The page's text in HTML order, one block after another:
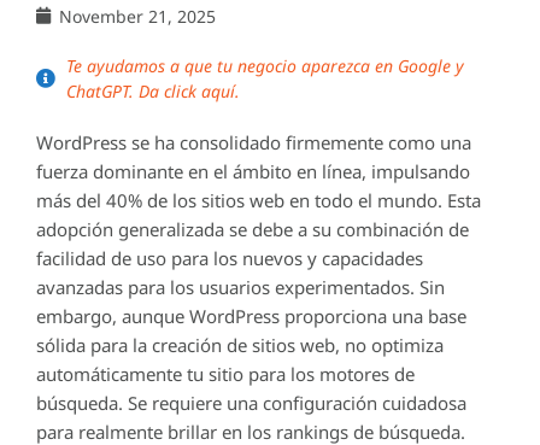
November 21, 2025
Te ayudamos a que tu negocio aparezca en Google y
ChatGPT. Da click aquí.
WordPress se ha consolidado firmemente como una
fuerza dominante en el ámbito en línea, impulsando
más del 40% de los sitios web en todo el mundo. Esta
adopción generalizada se debe a su combinación de
facilidad de uso para los nuevos y capacidades
avanzadas para los usuarios experimentados. Sin
embargo, aunque WordPress proporciona una base
sólida para la creación de sitios web, no optimiza
automáticamente tu sitio para los motores de
búsqueda. Se requiere una configuración cuidadosa
para realmente brillar en los rankings de búsqueda.